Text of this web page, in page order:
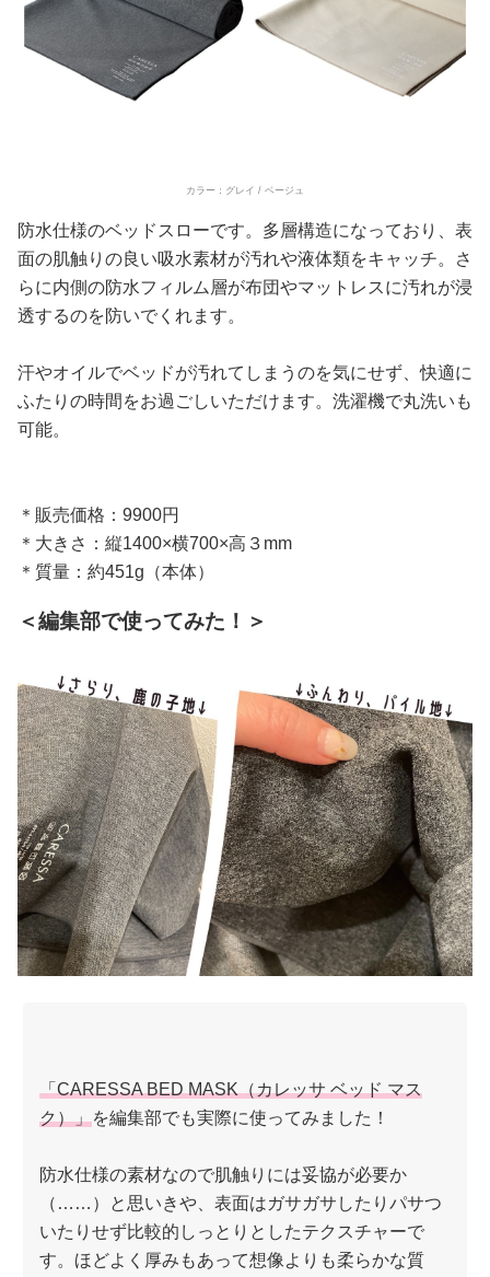
カラー：グレイ / ベージュ
防水仕様のベッドスローです。多層構造になっており、表
面の肌触りの良い吸水素材が汚れや液体類をキャッチ。さ
らに内側の防水フィルム層が布団やマットレスに汚れが浸
透するのを防いでくれます。
汗やオイルでベッドが汚れてしまうのを気にせず、快適に
ふたりの時間をお過ごしいただけます。洗濯機で丸洗いも
可能。
＊販売価格：9900円
＊大きさ：縦1400×横700×高３mm
＊質量：約451g（本体）
＜編集部で使ってみた！＞
「CARESSA BED MASK（カレッサ ベッド マス
ク）」を編集部でも実際に使ってみました！
防水仕様の素材なので肌触りには妥協が必要か
（……）と思いきや、表面はガサガサしたりパサつ
いたりせず比較的しっとりとしたテクスチャーで
す。ほどよく厚みもあって想像よりも柔らかな質